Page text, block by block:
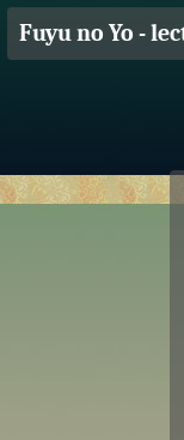
Fuyu no Yo -